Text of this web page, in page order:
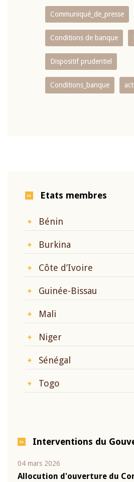
Communiqué_de_presse
Conditions de banque
Dispositif prudentiel
Conditions_banque
Etats membres
Bénin
Burkina
Côte d’Ivoire
Guinée-Bissau
Mali
Niger
Sénégal
Togo
Interventions du
04 mars 2026
Allocution d'ouverture du